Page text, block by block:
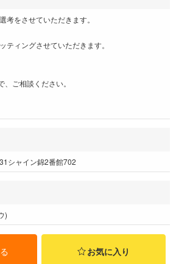
考をさせていただきます。
ティングさせていただきます。
ご相談ください。
シャイン錦2番館702
)
お気に入り